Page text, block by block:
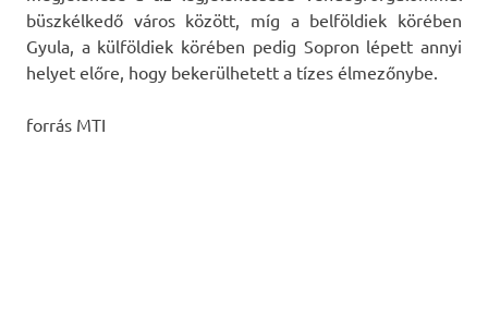
büszkélkedő város között, míg a belföldiek körében
Gyula, a külföldiek körében pedig Sopron lépett annyi
helyet előre, hogy bekerülhetett a tízes élmezőnybe.
forrás MTI